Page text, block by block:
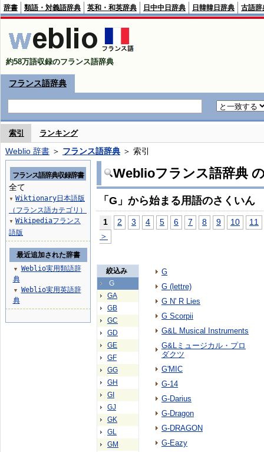
辞書 類語・対義語辞典 英和・和英辞典 日中中日辞典 日韓韓日辞典 古語辞
約58万語収録のフランス語辞典
フランス語辞典
索引 ランキング
Weblio 辞書 ＞ フランス語辞典 ＞ 索引
Weblioフランス語辞典
「G」から始まる用語のさくいん
1 2 3 4 5 6 7 8 9 10
11
＞
絞込み
G
GA
GB
GC
GD
GE
GF
GG
GH
GI
GJ
GK
GL
GM
G
G (lettre)
G N' R Lies
G Scorpii
G&L Musical Instruments
G&Lミュージカル・プロ
ダクツ
G'MIC
G-14
G-Darius
G-Dragon
G-DRAGON
G-Eazy
フランス語辞典収録辞書
全て
▼ Wiktionary日本語版
（フランス語カテゴリ）
▼ Wikipediaフランス
語版
最近追加された辞書
▼
Weblio実用類語辞
典
▼
Weblio実用英語辞
典